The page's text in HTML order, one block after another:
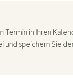
Termin in Ihren
und speichern Sie